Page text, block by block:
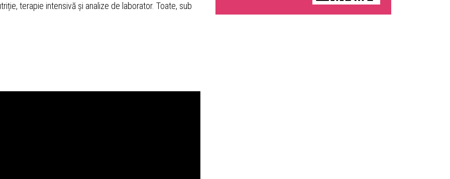
terapie intensivă și analize de laborator. Toate, sub